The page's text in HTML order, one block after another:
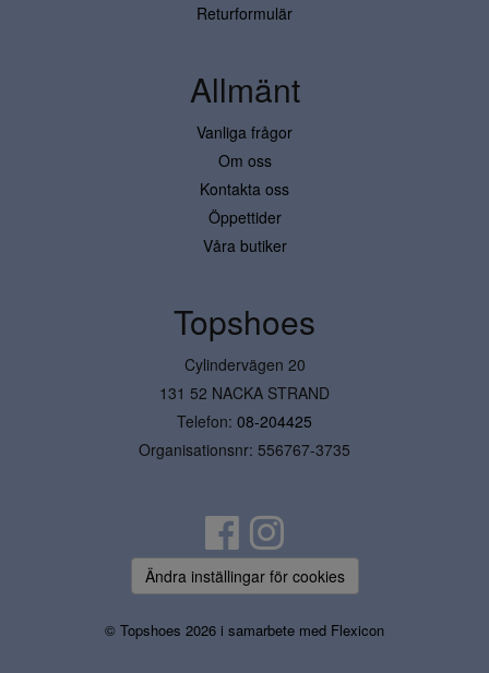
Returformulär
Allmänt
Vanliga frågor
Om oss
Kontakta oss
Öppettider
Våra butiker
Topshoes
Cylindervägen 20
131 52 NACKA STRAND
Telefon: 08-204425
Organisationsnr: 556767-3735
Ändra inställingar för cookies
© Topshoes 2026 i samarbete med Flexicon